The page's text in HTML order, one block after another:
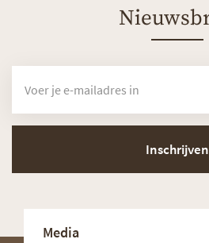
Inschrijven
Media